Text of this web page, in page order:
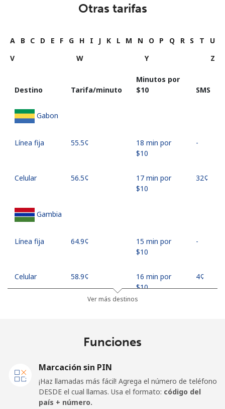
Otras tarifas
A B C D E F G H I J K L M N O P Q R S T
U
V
W Y Z
Destino Tarifa/minuto
Minutos por
⁦$10⁩
SMS
Gabon
Línea fija ⁦55.5¢⁩
18 min por
⁦$10⁩
-
Celular ⁦56.5¢⁩
17 min por
⁦$10⁩
⁦32¢⁩
Gambia
Línea fija ⁦64.9¢⁩
15 min por
⁦$10⁩
-
Celular ⁦58.9¢⁩
16 min por
⁦$10⁩
⁦4¢⁩
⁦32.5¢⁩
30 min por
Celular
⁦$10⁩
Ver más destinos
Funciones
Marcación sin PIN
¡Haz llamadas más fácil! Agrega el número de teléfono
DESDE el cual llamas. Usa el formato: código del
país + número.